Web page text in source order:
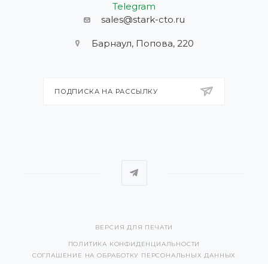
Telegram
sales@stark-cto.ru
Барнаул, Попова, 220
ПОДПИСКА НА РАССЫЛКУ
ВЕРСИЯ ДЛЯ ПЕЧАТИ
ПОЛИТИКА КОНФИДЕНЦИАЛЬНОСТИ
СОГЛАШЕНИЕ НА ОБРАБОТКУ ПЕРСОНАЛЬНЫХ ДАННЫХ